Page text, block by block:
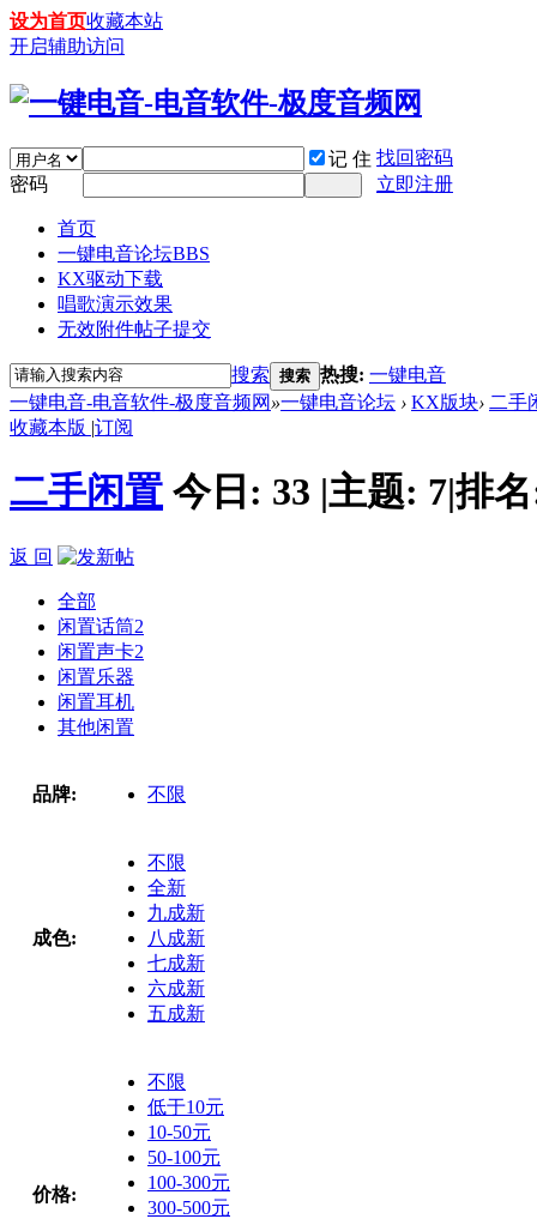
设为首页收藏本站
开启辅助访问
记 住 找回密码
密码
立即注册
首页
一键电音论坛BBS
KX驱动下载
唱歌演示效果
无效附件帖子提交
搜索 搜索 热搜: 一键电音
一键电音-电音软件-极度音频网 »一键电音论坛 › KX版块› 二手
收藏本版 |订阅
二手闲置 今日: 33 |主题: 7|排
返 回
全部
闲置话筒2
闲置声卡2
闲置乐器
闲置耳机
其他闲置
品牌: 不限
成色:
不限
全新
九成新
八成新
七成新
六成新
五成新
价格:
不限
低于10元
10-50元
50-100元
100-300元
300-500元